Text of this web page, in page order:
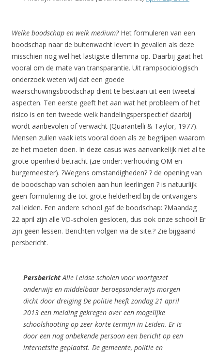
Welke boodschap en welk medium?Het formuleren van een
boodschap naar de buitenwacht levert in gevallen als deze
misschien nog wel het lastigste dilemma op. Daarbij gaat het
vooral om de mate van transparantie. Uit rampsociologisch
onderzoek weten wij dat een goede
waarschuwingsboodschap dient te bestaan uit een tweetal
aspecten. Ten eerste geeft het aan wat het probleem of het
risico is en ten tweede welk handelingsperspectief daarbij
wordt aanbevolen of verwacht (Quarantelli & Taylor, 1977).
Mensen zullen vaak iets vooral doen als ze begrijpen waarom
ze het moeten doen. In deze casus was aanvankelijk niet al te
grote openheid betracht (zie onder: verhouding OM en
burgemeester). ?Wegens omstandigheden? ? de opening van
de boodschap van scholen aan hun leerlingen ? is natuurlijk
geen formulering die tot grote helderheid bij de ontvangers
zal leiden. Een andere school gaf de boodschap: ?Maandag
22 april zijn alle VO-scholen gesloten, dus ook onze school! Er
zijn geen lessen. Berichten volgen via de site.? Zie bijgaand
persbericht.
Persbericht Alle Leidse scholen voor voortgezet
onderwijs en middelbaar beroepsonderwijs morgen
dicht door dreiging De politie heeft zondag 21 april
2013 een melding gekregen over een mogelijke
schoolshooting op zeer korte termijn in Leiden. Er is
door een nog onbekende persoon een bericht op een
internetsite geplaatst. De gemeente, politie en